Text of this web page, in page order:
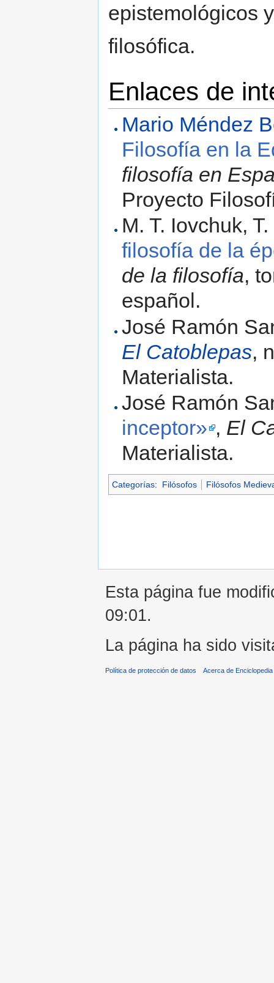
epistemológicos
filosófica.
Enlaces de
Mario Méndez
Filosofía en la
filosofía en
Proyecto
M. T. Iovchuk,
filosofía de la
de la filosofía,
español.
José Ramón
El Catoblepas,
Materialista.
José Ramón
inceptor» , El
Materialista.
Categorías: Filósofos Filósofos
Esta página fue
09:01.
La página ha sido
Política de protección de datos Acerca de